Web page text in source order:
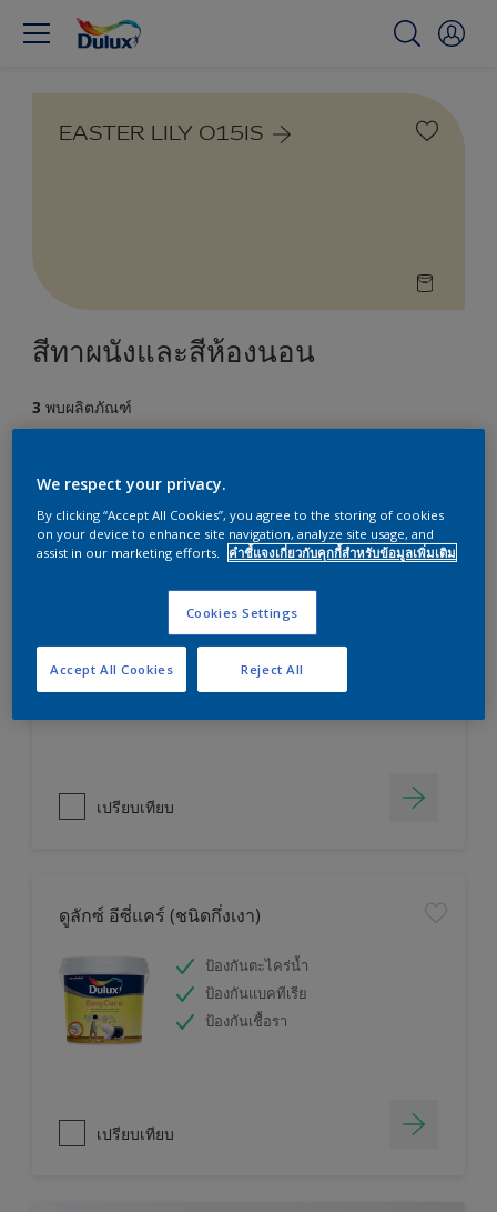
EASTER LILY 015IS
สีทาผนังและสีห้องนอน
3 พบผลิตภัณฑ์
ดูลักซ์ เวเธ่อร์ชีลด์ อัลติม่า แอดวานซ์ (ชนิด
ปกป้องยาวนาน 2 เท่า
ป้องกันฤทธิ์ด่างเกลือ
ป้องกันฝุ่น
เปรียบเทียบ
ดูลักซ์ อีซี่แคร์ (ชนิดกึ่งเงา)
ป้องกันตะไคร่น้ำ
ป้องกันแบคทีเรีย
ป้องกันเชื้อรา
เปรียบเทียบ
We respect your privacy.
By clicking “Accept All Cookies”, you agree to the storing of cookies
on your device to enhance site navigation, analyze site usage, and
assist in our marketing efforts.
คำชี้แจงเกี่ยวกับคุกกี้สำหรับข้อมูลเพิ่มเติม
Cookies Settings
Reject All
Accept All Cookies